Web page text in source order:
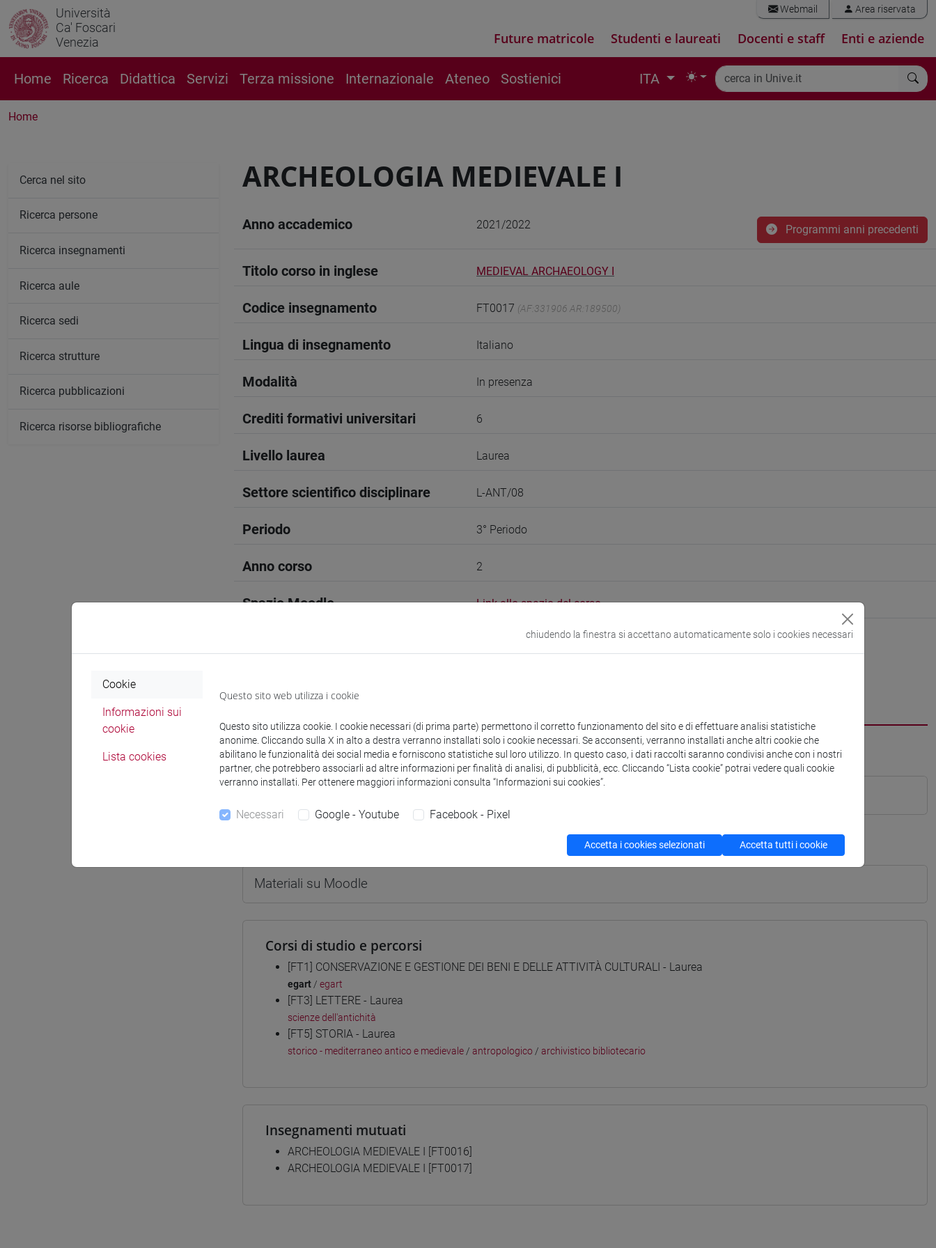
Università
Ca' Foscari
Venezia
Webmail Area riservata
Future matricole Studenti e laureati Docenti e staff Enti e aziende
Home Ricerca Didattica Servizi Terza missione Internazionale Ateneo Sostienici ITA
Home
ARCHEOLOGIA MEDIEVALE I
Anno accademico 2021/2022 Programmi anni precedenti
Titolo corso in inglese MEDIEVAL ARCHAEOLOGY I
Codice insegnamento FT0017 (AF:331906 AR:189500)
Lingua di insegnamento Italiano
Modalità In presenza
Crediti formativi universitari 6
Livello laurea Laurea
Settore scientifico disciplinare L-ANT/08
Periodo 3° Periodo
Anno corso 2
Spazio Moodle Link allo spazio del corso
Docenti e corsi di laurea
Docenti
Materiali su Moodle
Corsi di studio e percorsi
[FT1] CONSERVAZIONE E GESTIONE DEI BENI E DELLE ATTIVITÀ CULTURALI - Laurea
egart / egart
[FT3] LETTERE - Laurea
scienze dell'antichità
[FT5] STORIA - Laurea
storico - mediterraneo antico e medievale / antropologico / archivistico bibliotecario
Insegnamenti mutuati
ARCHEOLOGIA MEDIEVALE I [FT0016]
ARCHEOLOGIA MEDIEVALE I [FT0017]
Cerca nel sito
Ricerca persone
Ricerca insegnamenti
Ricerca aule
Ricerca sedi
Ricerca strutture
Ricerca pubblicazioni
Ricerca risorse bibliografiche
chiudendo la finestra si accettano automaticamente solo i cookies necessari
Cookie
Informazioni sui
cookie
Lista cookies
Questo sito web utilizza i cookie
Questo sito utilizza cookie. I cookie necessari (di prima parte) permettono il corretto funzionamento del sito e di effettuare analisi statistiche
anonime. Cliccando sulla X in alto a destra verranno installati solo i cookie necessari. Se acconsenti, verranno installati anche altri cookie che
abilitano le funzionalità dei social media e forniscono statistiche sul loro utilizzo. In questo caso, i dati raccolti saranno condivisi anche con i nostri
partner, che potrebbero associarli ad altre informazioni per finalità di analisi, di pubblicità, ecc. Cliccando “Lista cookie” potrai vedere quali cookie
verranno installati. Per ottenere maggiori informazioni consulta “Informazioni sui cookies”.
Necessari Google - Youtube Facebook - Pixel
Accetta i cookies selezionati Accetta tutti i cookie